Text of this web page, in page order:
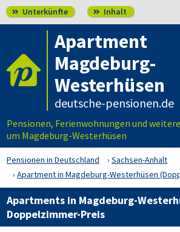
 Unterkünfte  Inhalt
Apartment
Magdeburg-
Westerhüsen
deutsche-pensionen.de
Pensionen, Ferienwohnungen und
um Magdeburg-Westerhüsen
Pensionen in Deutschland
Sachsen-Anhalt
Apartment in Magdeburg-Westerhüsen
Apartments in Magdeburg-
Doppelzimmer-Preis